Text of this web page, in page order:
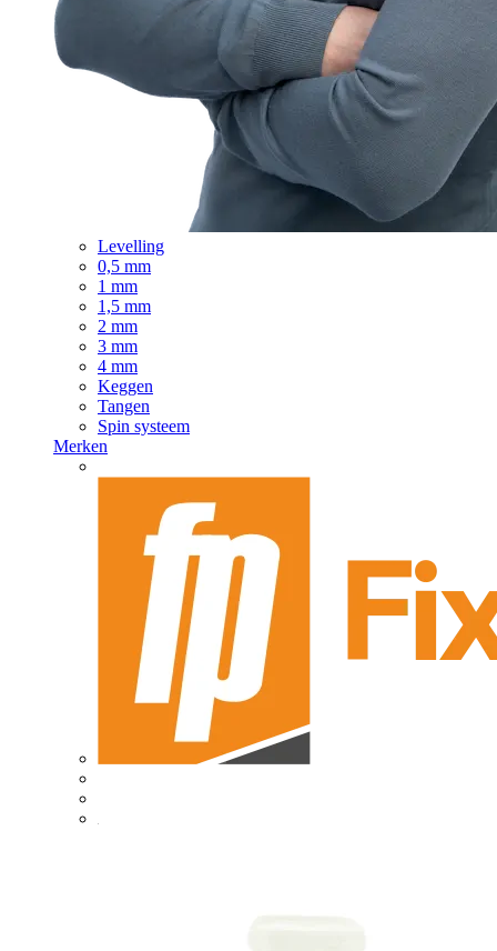
Levelling
0,5 mm
1 mm
1,5 mm
2 mm
3 mm
4 mm
Keggen
Tangen
Spin systeem
Merken